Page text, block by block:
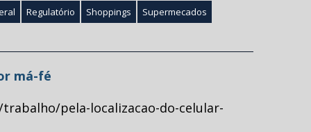
Regulatório Shoppings Supermecados
má-fé
pela-localizacao-do-celular-